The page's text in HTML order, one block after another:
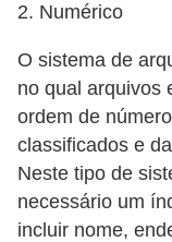
2. Numérico
O sistema de
no qual arquivos
ordem de
classificados e
Neste tipo de
necessário um
incluir nome,
í
d
e
o
s
e
T